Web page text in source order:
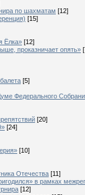
по шахматам [12]
[15]
Ёлка» [12]
проказничает опять»
[5]
Федерального
[20]
[24]
[10]
Отечества [11]
в рамках
[12]